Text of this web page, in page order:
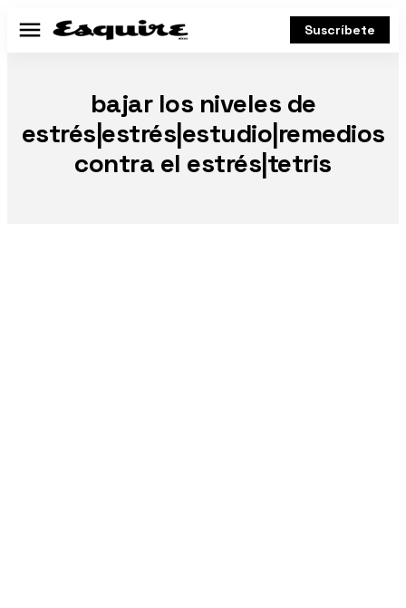
Menú Suscríbete
bajar los niveles de
estrés|estrés|estudio|remedios
contra el estrés|tetris